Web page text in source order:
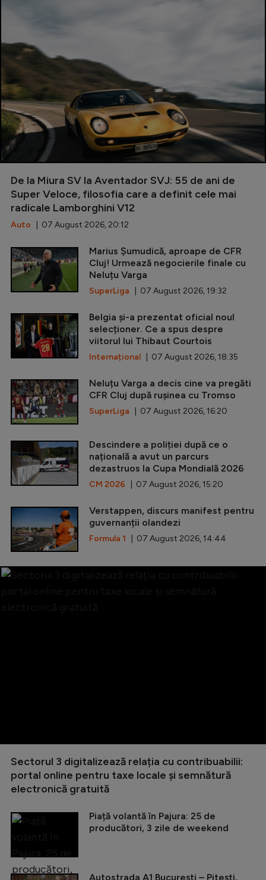
De la Miura SV la Aventador SVJ: 55 de ani de
Super Veloce, filosofia care a definit cele mai
radicale Lamborghini V12
Auto | 07 August 2026, 20:12
Marius Șumudică, aproape de CFR
Cluj! Urmează negocierile finale cu
Neluțu Varga
SuperLiga | 07 August 2026, 19:32
Belgia și-a prezentat oficial noul
selecționer. Ce a spus despre
viitorul lui Thibaut Courtois
Internațional | 07 August 2026, 18:35
Neluțu Varga a decis cine va pregăti
CFR Cluj după rușinea cu Tromso
SuperLiga | 07 August 2026, 16:20
Descindere a poliției după ce o
națională a avut un parcurs
dezastruos la Cupa Mondială 2026
CM 2026 | 07 August 2026, 15:20
Verstappen, discurs manifest pentru
guvernanții olandezi
Formula 1 | 07 August 2026, 14:44
Sectorul 3 digitalizează relația cu contribuabilii:
portal online pentru taxe locale și semnătură
electronică gratuită
Piață volantă în Pajura: 25 de
producători, 3 zile de weekend
Autostrada A1 București – Pitești,